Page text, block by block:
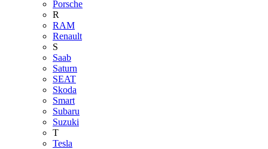
Porsche
R
RAM
Renault
S
Saab
Saturn
SEAT
Skoda
Smart
Subaru
Suzuki
T
Tesla